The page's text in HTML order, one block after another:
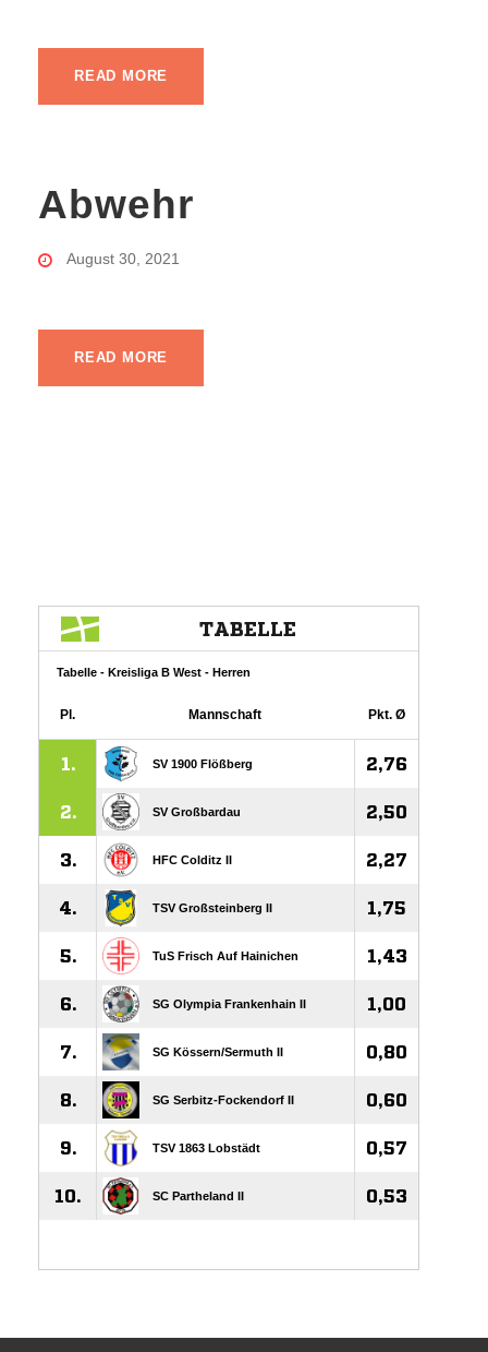
READ MORE
Abwehr
August 30, 2021
READ MORE